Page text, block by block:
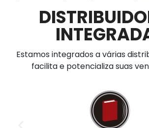
Estamos integrados a várias
facilita e potencializa suas